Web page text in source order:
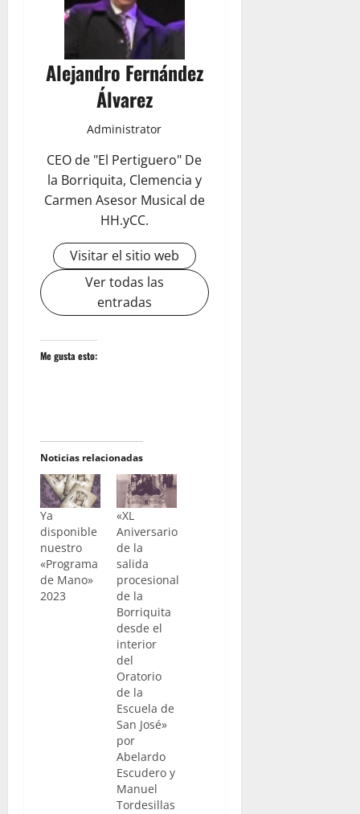
Alejandro Fernández
Álvarez
Administrator
CEO de "El Pertiguero" De
la Borriquita, Clemencia y
Carmen Asesor Musical de
HH.yCC.
Visitar el sitio web
Ver todas las
entradas
Me gusta esto:
Noticias relacionadas
Ya
disponible
nuestro
«Programa
de Mano»
2023
«XL
Aniversario
de la
salida
procesional
de la
Borriquita
desde el
interior
del
Oratorio
de la
Escuela de
San José»
por
Abelardo
Escudero y
Manuel
Tordesillas